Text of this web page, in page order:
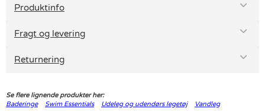
Produktinfo
Fragt og levering
Returnering
Se flere lignende produkter her:
Baderinge
Swim Essentials Udeleg og udendørs legetøj Vandleg